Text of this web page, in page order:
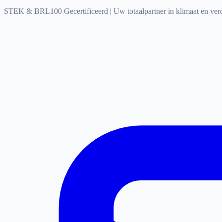
STEK & BRL100 Gecertificeerd | Uw totaalpartner in klimaat en